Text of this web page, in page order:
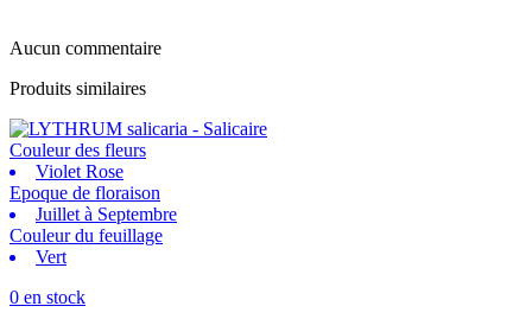
Aucun commentaire
Produits similaires
Couleur des fleurs
Violet Rose
Epoque de floraison
Juillet à Septembre
Couleur du feuillage
Vert
0 en stock